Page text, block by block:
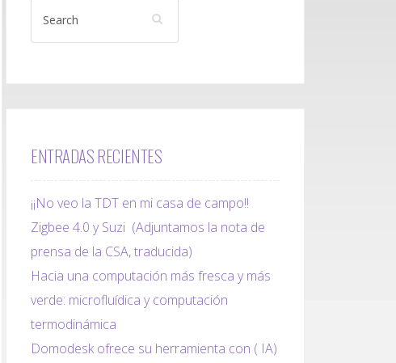
ENTRADAS RECIENTES
¡¡No veo la TDT en mi casa de campo!!
Zigbee 4.0 y Suzi (Adjuntamos la nota de
prensa de la CSA, traducida)
Hacia una computación más fresca y más
verde: microfluídica y computación
termodinámica
Domodesk ofrece su herramienta con ( IA)